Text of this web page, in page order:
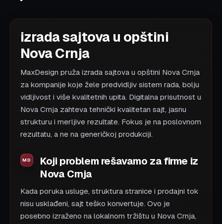
izrada sajtova u opštini
Nova Crnja
MaxDesign pruža izrada sajtova u opštini Nova Crnja
za kompanije koje žele predvidljiv sistem rada, bolju
vidljivost i više kvalitetnih upita. Digitalna prisutnost u
Nova Crnja zahteva tehnički kvalitetan sajt, jasnu
strukturu i merljive rezultate. Fokus je na poslovnom
rezultatu, a ne na generičkoj produkciji.
Koji problem rešavamo za firme iz
Nova Crnja
Kada poruka usluge, struktura stranice i prodajni tok
nisu usklađeni, sajt teško konvertuje. Ovo je
posebno izraženo na lokalnom tržištu u Nova Crnja,